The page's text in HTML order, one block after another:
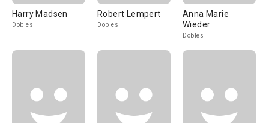
Harry Madsen
Dobles
Robert Lempert
Dobles
Anna Marie
Wieder
Dobles